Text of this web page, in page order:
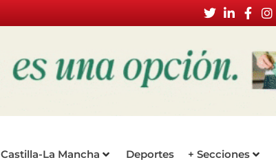
Castilla-La Mancha Deportes + Secciones